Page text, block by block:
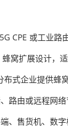
CPE 或工业路
窝扩展设计，
布式企业提供蜂
路由或远程网
、售货机、数